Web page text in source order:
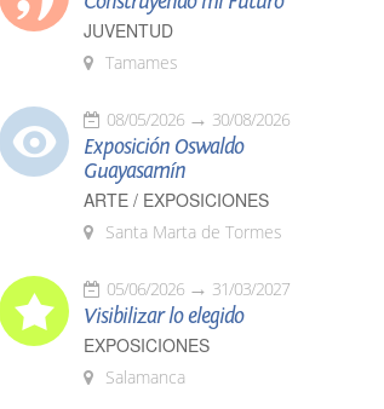
JUVENTUD
Tamames
08/05/2026 30/08/2026
Exposición Oswaldo
Guayasamín
ARTE / EXPOSICIONES
Santa Marta de Tormes
05/06/2026 31/03/2027
Visibilizar lo elegido
EXPOSICIONES
Salamanca